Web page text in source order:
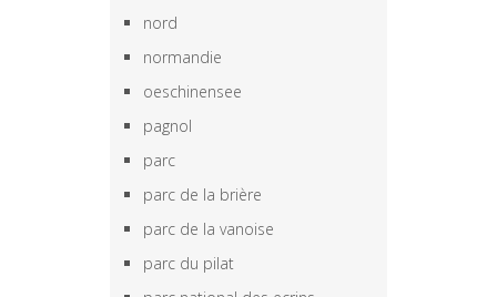
nord
normandie
oeschinensee
pagnol
parc
parc de la brière
parc de la vanoise
parc du pilat